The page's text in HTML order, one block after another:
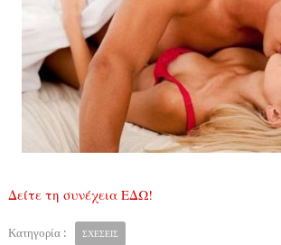
Δείτε τη συνέχεια ΕΔΩ!
Κατηγορία : ΣΧΕΣΕΙΣ